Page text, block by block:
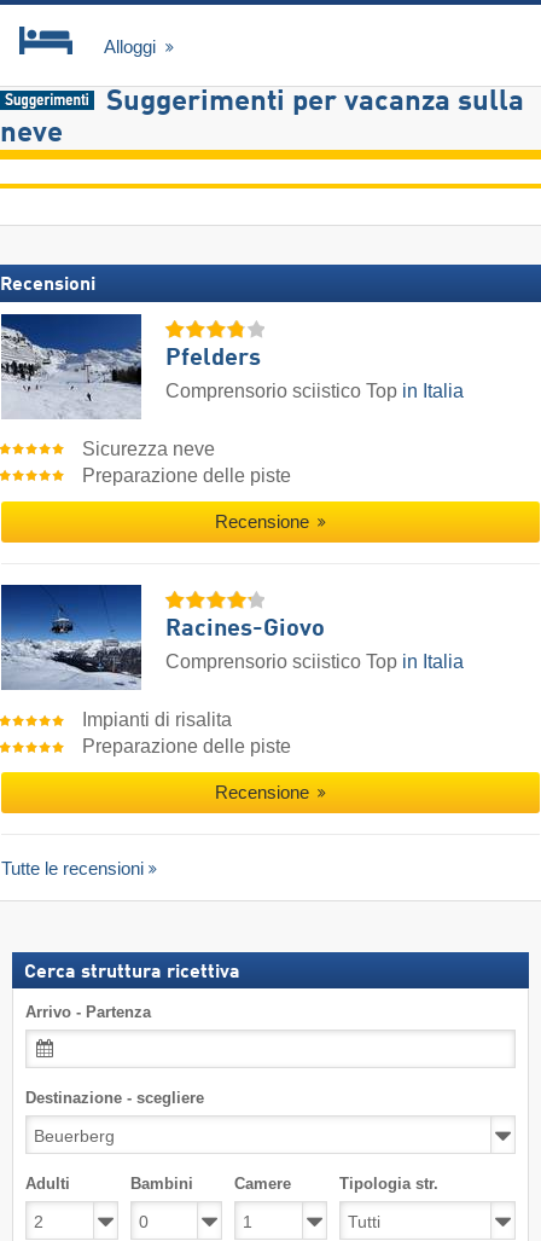
Alloggi
Suggerimenti per vacanza sulla
neve
Recensioni
Pfelders
Comprensorio sciistico Top in Italia
Sicurezza neve
Preparazione delle piste
Recensione
Racines-Giovo
Comprensorio sciistico Top in Italia
Impianti di risalita
Preparazione delle piste
Recensione
Tutte le recensioni
Cerca struttura ricettiva
Arrivo - Partenza
Destinazione - scegliere
Adulti Bambini Camere Tipologia str.